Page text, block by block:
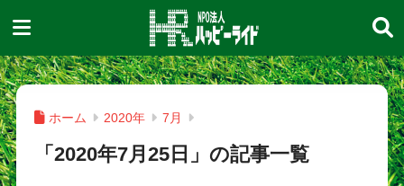
ホーム 2020年 7月
「2020年7月25日」の記事一覧